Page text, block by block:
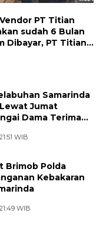
PT Titian
sudah 6 Bulan
Dibayar, PT Titian
Samarinda
Jumat
Dama Terima
WIB
Brimob Polda
Kebakaran
WIB